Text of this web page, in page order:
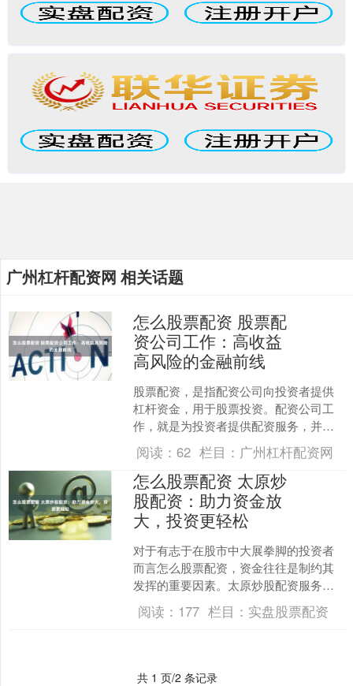
广州杠杆配资网 相关话题
怎么股票配资 股票配
资公司工作：高收益
高风险的金融前线
股票配资，是指配资公司向投资者提供
杠杆资金，用于股票投资。配资公司工
作，就是为投资者提供配资服务，并管
理配资账户。 1. **选择正规配资公司：**
选择具有合法....
阅读： 62 栏目： 广州杠杆配资网
怎么股票配资 太原炒
股配资：助力资金放
大，投资更轻松
对于有志于在股市中大展拳脚的投资者
而言怎么股票配资，资金往往是制约其
发挥的重要因素。太原炒股配资服务应
运而生，为投资者提供了资金放大的有
力杠杆。 * **贵州茅....
阅读： 177 栏目： 实盘股票配资
共 1 页/2 条记录